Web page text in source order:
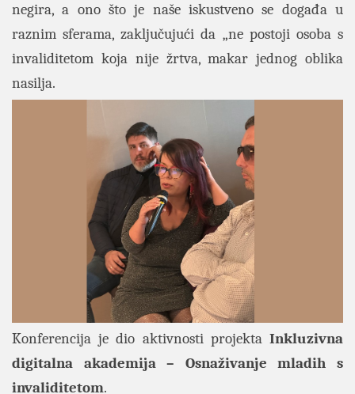
negira, a ono što je naše iskustveno se događa u
raznim sferama, zaključujući da „ne postoji osoba s
invaliditetom koja nije žrtva, makar jednog oblika
nasilja.
Konferencija je dio aktivnosti projekta Inkluzivna
digitalna akademija – Osnaživanje mladih s
invaliditetom.